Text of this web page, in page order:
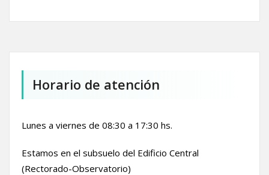
Horario de atención
Lunes a viernes de 08:30 a 17:30 hs.
Estamos en el subsuelo del Edificio Central
(Rectorado-Observatorio)